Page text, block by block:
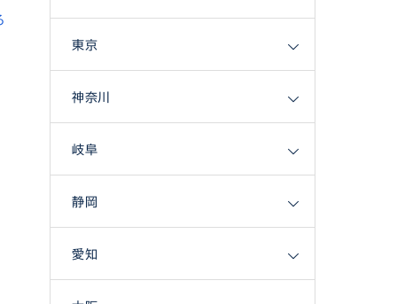
東京
神奈川
岐阜
静岡
愛知